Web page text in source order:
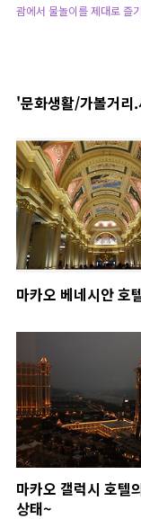
괌에서 물놀이를 제대로 즐
'문화생활/가볼거리
마카오 베네시안 호
마카오 갤럭시 호텔
상태~